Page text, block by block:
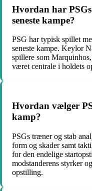
Hvordan har
seneste kampe?
PSG har typisk spillet
seneste kampe. Keylor
spillere som
været centrale i holdets
Hvordan vælger
kamp?
PSGs træner og stab
form og skader samt
for den endelige
modstanderens styrker
opstilling.